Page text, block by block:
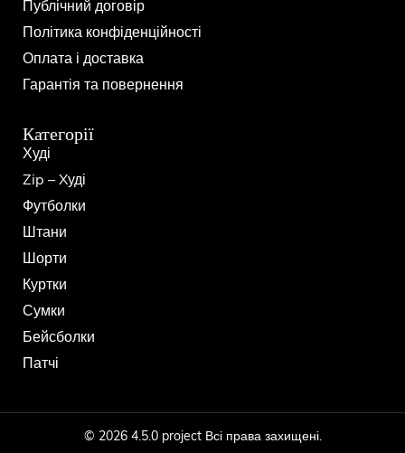
Публічний договір
Політика конфіденційності
Оплата і доставка
Гарантія та повернення
Категорії
Худі
Zip – Xуді
Футболки
Штани
Шорти
Куртки
Сумки
Бейсболки
Патчі
© 2026 4.5.0 project Всі права захищені.